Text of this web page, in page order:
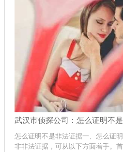
武汉市侦探公司：怎么证明不
怎么证明不是非法证据一、怎么证
非非法证据，可从以下方面着手。